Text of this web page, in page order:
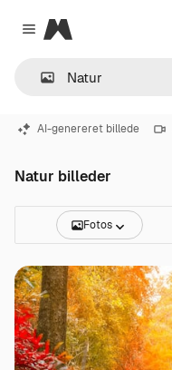
Close menu
Magnific
AI-genereret billede
Natur billeder
Fotos